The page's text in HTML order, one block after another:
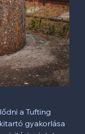
a Tufting
gyakorlása